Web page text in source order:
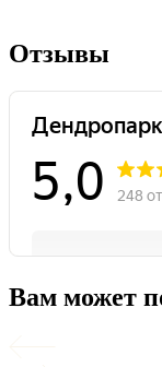
Отзывы
Вам может